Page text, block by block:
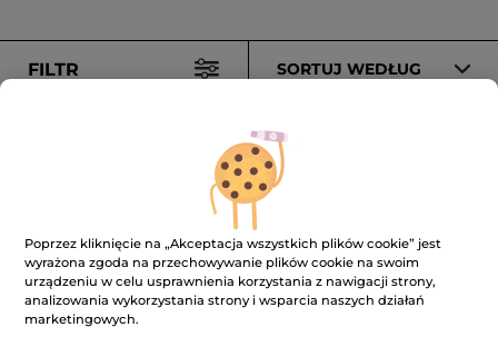
FILTR SORTUJ WEDŁUG
Poprzez kliknięcie na „Akceptacja wszystkich plików cookie” jest
wyrażona zgoda na przechowywanie plików cookie na swoim
urządzeniu w celu usprawnienia korzystania z nawigacji strony,
analizowania wykorzystania strony i wsparcia naszych działań
marketingowych.